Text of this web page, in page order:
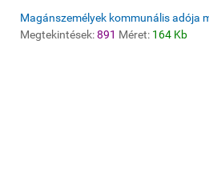
Magánszemélyek kommunális adója
Megtekintések:891 Méret: 164 Kb